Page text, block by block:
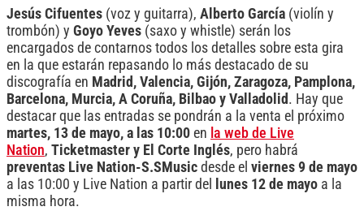
Jesús Cifuentes (voz y guitarra), Alberto García (violín y
trombón) y Goyo Yeves (saxo y whistle) serán los
encargados de contarnos todos los detalles sobre esta gira
en la que estarán repasando lo más destacado de su
discografía en Madrid, Valencia, Gijón, Zaragoza, Pamplona,
Barcelona, Murcia, A Coruña, Bilbao y Valladolid . Hay que
destacar que las entradas se pondrán a la venta el próximo
martes, 13 de mayo, a las 10:00 en la web de Live
Nation, Ticketmaster y El Corte Inglés, pero habrá
preventas Live Nation-S.SMusic desde el viernes 9 de mayo
a las 10:00 y Live Nation a partir del
lunes 12 de mayo a la
misma hora.